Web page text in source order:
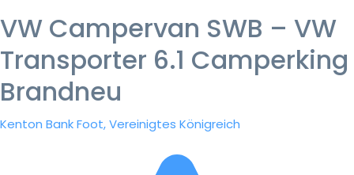
VW Campervan SWB – VW
Transporter 6.1 Camperking
Brandneu
Kenton Bank Foot, Vereinigtes Königreich